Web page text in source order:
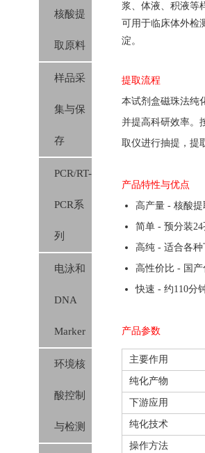
核酸提
取原料
样品采
集与保
存
PCR/RT-
PCR系
列
电泳和
DNA
Marker
环境核
酸控制
与检测
浆、体液、积液等
可用于临床体外检
淀。
提取流程
本试剂盒磁珠法纯
并提高科研效率。
取仪进行抽提，提
产品特性与优点
高产量 - 核酸提
简单 - 预分装24
高纯 - 适合各种
高性价比 - 国
快速 - 约110分
产品参数
主要作用
纯化产物
下游应用
纯化技术
操作方法